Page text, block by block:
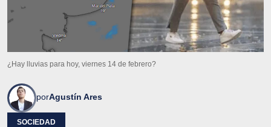
¿Hay lluvias para hoy, viernes 14 de febrero?
porAgustín Ares
SOCIEDAD